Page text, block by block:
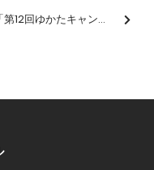
松本地域異業種連携事業「第12回ゆかたキャンペーン2025 ゆかたデGO！ゴー！」に参加しました【報告】